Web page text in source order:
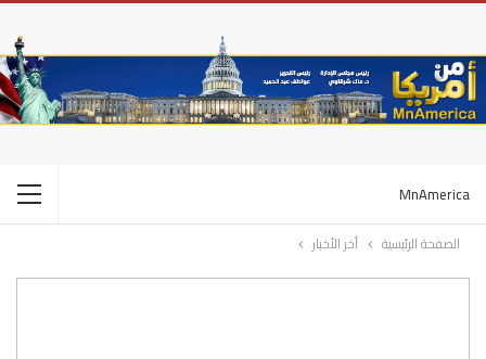
MnAmerica
الصفحة الرئيسية أخر الأخبار